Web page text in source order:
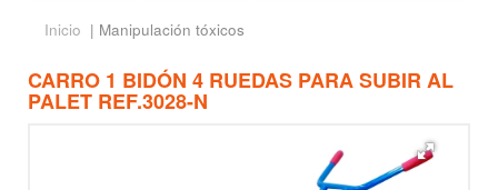
Inicio | Manipulación tóxicos
CARRO 1 BIDÓN 4 RUEDAS PARA SUBIR AL
PALET REF.3028-N